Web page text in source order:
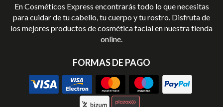
En Cosméticos Express encontrarás todo lo que necesitas
para cuidar de tu cabello, tu cuerpo y tu rostro. Disfruta de
los mejores productos de cosmética facial en nuestra tienda
online.
FORMAS DE PAGO